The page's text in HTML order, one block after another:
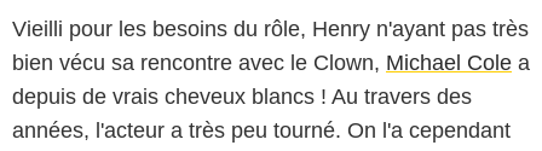
Vieilli pour les besoins du rôle, Henry n'ayant pas très
bien vécu sa rencontre avec le Clown, Michael Cole a
depuis de vrais cheveux blancs ! Au travers des
années, l'acteur a très peu tourné. On l'a cependant